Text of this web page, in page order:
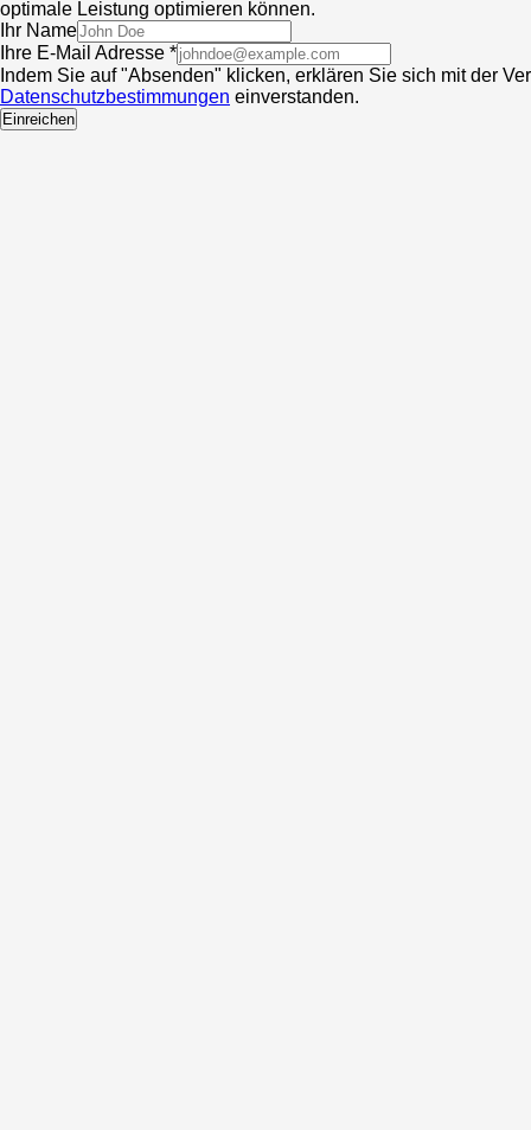
optimale Leistung optimieren können.
Ihr Name
Ihre E-Mail Adresse *
Indem Sie auf "Absenden" klicken, erklären Sie sich mit der
Datenschutzbestimmungen einverstanden.